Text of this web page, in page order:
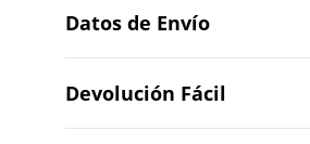
Datos de Envío
Devolución Fácil